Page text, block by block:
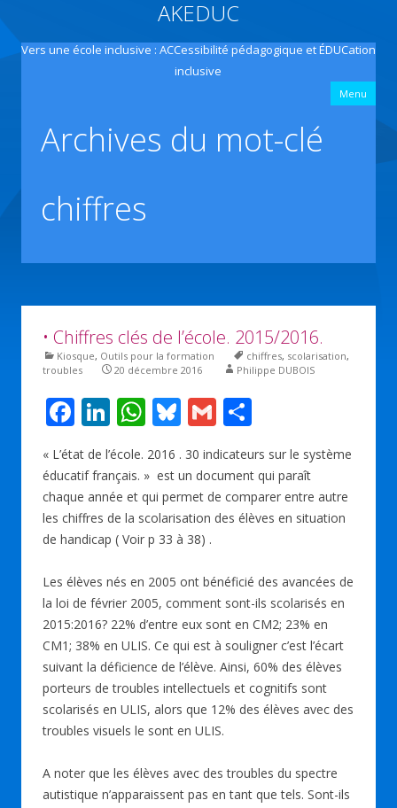
AKEDUC
Vers une école inclusive : ACCessibilité pédagogique et ÉDUCation
inclusive
Menu
Archives du mot-clé
chiffres
• Chiffres clés de l’école. 2015/2016.
Kiosque, Outils pour la formation chiffres, scolarisation,
troubles
20 décembre 2016 Philippe DUBOIS
F
ac
e
b
o
o
k
Li
n
k
e
dI
n
W
h
at
s
A
p
p
Bl
u
e
sk
y
G
m
ai
l
ta
g
er
« L’état de l’école. 2016 . 30 indicateurs sur le système
éducatif français. » est un document qui paraît
chaque année et qui permet de comparer entre autre
les chiffres de la scolarisation des élèves en situation
de handicap ( Voir p 33 à 38) .
Les élèves nés en 2005 ont bénéficié des avancées de
la loi de février 2005, comment sont-ils scolarisés en
2015:2016? 22% d’entre eux sont en CM2; 23% en
CM1; 38% en ULIS. Ce qui est à souligner c’est l’écart
suivant la déficience de l’élève. Ainsi, 60% des élèves
porteurs de troubles intellectuels et cognitifs sont
scolarisés en ULIS, alors que 12% des élèves avec des
troubles visuels le sont en ULIS.
A noter que les élèves avec des troubles du spectre
autistique n’apparaissent pas en tant que tels. Sont-ils